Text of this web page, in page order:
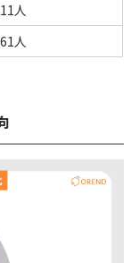
11人
61人